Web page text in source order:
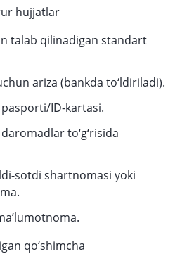
hujjatlar
talab qilinadigan standart
ariza (bankda to‘ldiriladi).
ID-kartasi.
to‘g‘risida
sotdi shartnomasi yoki
qo‘shimcha